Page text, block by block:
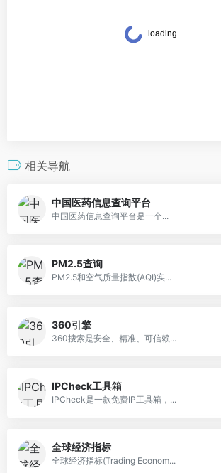
相关导航
中国医药信息查询平台
中国医药信息查询平台是一个...
PM2.5查询
PM2.5和空气质量指数(AQI)实...
360引擎
360搜索是安全、精准、可信赖...
IPCheck工具箱
IPCheck是一款免费IP工具箱，...
全球经济指标
全球经济指标(Trading Econom...